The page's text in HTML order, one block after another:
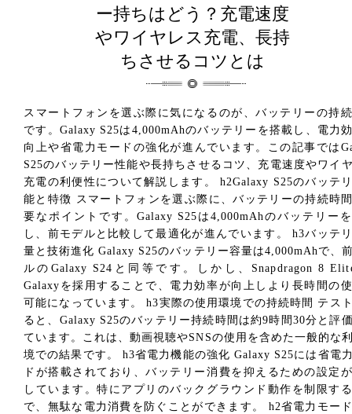
ー持ちはどう？充電速度
やワイヤレス充電、長持
ちさせるコツとは
スマートフォンを選ぶ際に気になるのが、バッテリーの持
です。Galaxy S25は4,000mAhのバッテリーを搭載し、電力
向上や省電力モードの強化が進んでいます。この記事では
S25のバッテリー性能や長持ちさせるコツ、充電速度やワイ
充電の利便性について解説します。 h2Galaxy S25のバッテ
能と特徴 スマートフォンを選ぶ際に、バッテリーの持続時
要なポイントです。Galaxy S25は4,000mAhのバッテリー
し、前モデルと比較して最適化が進んでいます。 h3バッテ
量と技術進化 Galaxy S25のバッテリー容量は4,000mAhで、
ルのGalaxy S24と同等です。しかし、Snapdragon 8
Galaxyを採用することで、電力効率が向上しより長時間の
可能になっています。 h3実際の使用環境での持続時間 テス
ると、Galaxy S25のバッテリー持続時間は約9時間30分と評
ています。これは、動画視聴やSNSの使用を含めた一般的な
境での結果です。 h3省電力機能の強化 Galaxy S25には省電
ドが搭載されており、バッテリー消費を抑えるための設定
しています。特にアプリのバックグラウンド動作を制限す
で、無駄な電力消費を防ぐことができます。 h2省電力モー